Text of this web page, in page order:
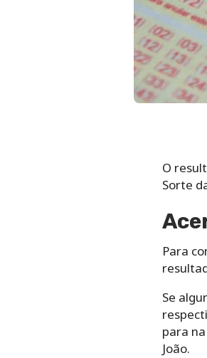
O
Sorte
Para
Se
para
João.